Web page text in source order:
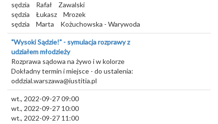
sędzia
Rafał
Zawalski
sędzia
Łukasz
Mrozek
sędzia
Marta Kożuchowska - Warywoda
"Wysoki Sądzie!" - symulacja rozprawy z
udziałem młodzieży
Rozprawa sądowa na żywo i w kolorze
Dokładny termin i miejsce - do ustalenia:
oddzial.warszawa@iustitia.pl
wt., 2022-09-27 09:00
wt., 2022-09-27 10:00
wt., 2022-09-27 11:00